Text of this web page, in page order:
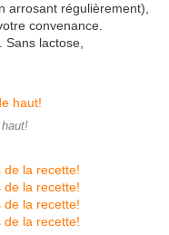
arrosant régulièrement),
convenance.
lactose,